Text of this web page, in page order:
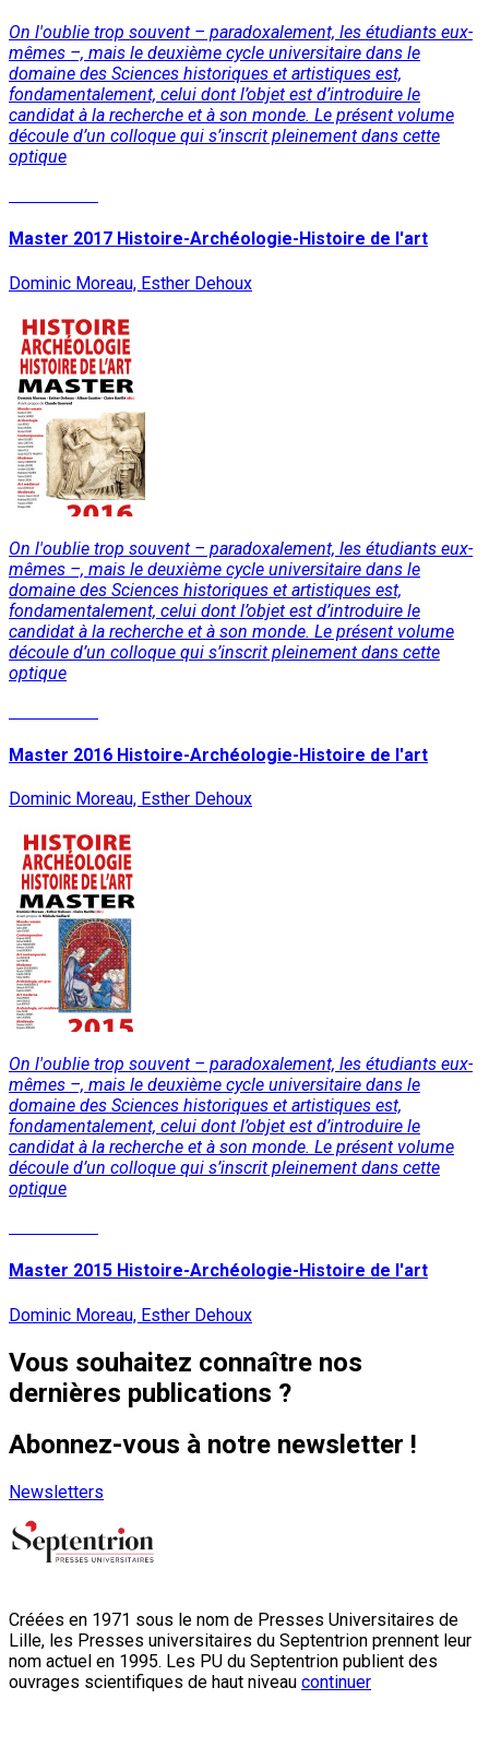
On l'oublie trop souvent – paradoxalement, les étudiants eux-
mêmes –, mais le deuxième cycle universitaire dans le
domaine des Sciences historiques et artistiques est,
fondamentalement, celui dont l’objet est d’introduire le
candidat à la recherche et à son monde. Le présent volume
découle d’un colloque qui s’inscrit pleinement dans cette
optique
Master 2017 Histoire-Archéologie-Histoire de l'art
Dominic Moreau, Esther Dehoux
On l'oublie trop souvent – paradoxalement, les étudiants eux-
mêmes –, mais le deuxième cycle universitaire dans le
domaine des Sciences historiques et artistiques est,
fondamentalement, celui dont l’objet est d’introduire le
candidat à la recherche et à son monde. Le présent volume
découle d’un colloque qui s’inscrit pleinement dans cette
optique
Master 2016 Histoire-Archéologie-Histoire de l'art
Dominic Moreau, Esther Dehoux
On l'oublie trop souvent – paradoxalement, les étudiants eux-
mêmes –, mais le deuxième cycle universitaire dans le
domaine des Sciences historiques et artistiques est,
fondamentalement, celui dont l’objet est d’introduire le
candidat à la recherche et à son monde. Le présent volume
découle d’un colloque qui s’inscrit pleinement dans cette
optique
Master 2015 Histoire-Archéologie-Histoire de l'art
Dominic Moreau, Esther Dehoux
Vous souhaitez connaître nos
dernières publications ?
Abonnez-vous à notre newsletter !
Newsletters
Créées en 1971 sous le nom de Presses Universitaires de
Lille, les Presses universitaires du Septentrion prennent leur
nom actuel en 1995. Les PU du Septentrion publient des
ouvrages scientifiques de haut niveau continuer